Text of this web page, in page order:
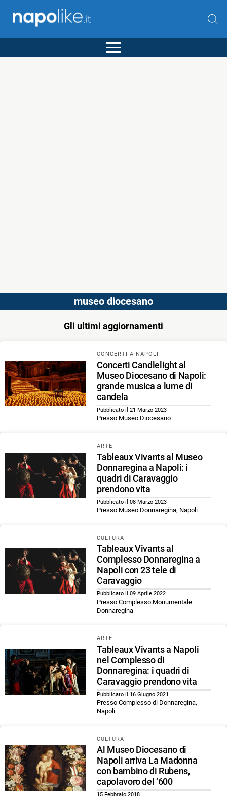
museo diocesano
Gli ultimi aggiornamenti
CONCERTI A NAPOLI
Concerti Candlelight al
Museo Diocesano di Napoli:
grande musica a lume di
candela
Pubblicato il 21 Marzo 2023
Presso Museo Diocesano
ARTE
Tableaux Vivants al Museo
Donnaregina a Napoli: i
quadri di Caravaggio
prendono vita
Pubblicato il 08 Marzo 2023
Presso Museo Donnaregina, Napoli
CULTURA
Tableaux Vivants al
Complesso Donnaregina a
Napoli con 23 tele di
Caravaggio
Pubblicato il 09 Aprile 2022
Presso Complesso Monumentale
Donnaregina
ARTE
Tableaux Vivants a Napoli
nel Complesso di
Donnaregina: i quadri di
Caravaggio prendono vita
Pubblicato il 16 Giugno 2021
Presso Complesso di Donnaregina,
Napoli
CULTURA
Al Museo Diocesano di
Napoli arriva La Madonna
con bambino di Rubens,
capolavoro del ‘600
15 Febbraio 2018